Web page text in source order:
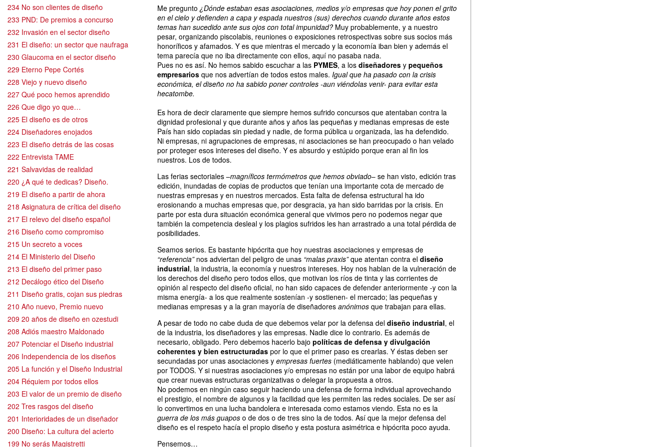
234 No son clientes de diseño
233 PND: De premios a concurso
232 Invasión en el sector diseño
231 El diseño: un sector que naufraga
230 Glaucoma en el sector diseño
229 Eterno Pepe Cortés
228 Viejo y nuevo diseño
227 Qué poco hemos aprendido
226 Que digo yo que…
225 El diseño es de otros
224 Diseñadores enojados
223 El diseño detrás de las cosas
222 Entrevista TAME
221 Salvavidas de realidad
220 ¿A qué te dedicas? Diseño.
219 El diseño a partir de ahora
218 Asignatura de crítica del diseño
217 El relevo del diseño español
216 Diseño como compromiso
215 Un secreto a voces
214 El Ministerio del Diseño
213 El diseño del primer paso
212 Decálogo ético del Diseño
211 Diseño gratis, cojan sus piedras
210 Año nuevo, Premio nuevo
209 20 años de diseño en ozestudi
208 Adiós maestro Maldonado
207 Potenciar el Diseño industrial
206 Independencia de los diseños
205 La función y el Diseño Industrial
204 Réquiem por todos ellos
203 El valor de un premio de diseño
202 Tres rasgos del diseño
201 Interioridades de un diseñador
200 Diseño: La cultura del acierto
199 No serás Magistretti
Me pregunto ¿Dónde estaban esas asociaciones, medios y/o empresas que hoy ponen el grito
en el cielo y defienden a capa y espada nuestros (sus) derechos cuando durante años estos
temas han sucedido ante sus ojos con total impunidad? Muy probablemente, y a nuestro
pesar, organizando piscolabis, reuniones o exposiciones retrospectivas sobre sus socios más
honoríficos y afamados. Y es que mientras el mercado y la economía iban bien y además el
tema parecía que no iba directamente con ellos, aquí no pasaba nada.
Pues no es así. No hemos sabido escuchar a las PYMES, a los diseñadores y pequeños
empresarios que nos advertían de todos estos males. Igual que ha pasado con la crisis
económica, el diseño no ha sabido poner controles -aun viéndolas venir- para evitar esta
hecatombe.
Es hora de decir claramente que siempre hemos sufrido concursos que atentaban contra la
dignidad profesional y que durante años y años las pequeñas y medianas empresas de este
País han sido copiadas sin piedad y nadie, de forma pública u organizada, las ha defendido.
Ni empresas, ni agrupaciones de empresas, ni asociaciones se han preocupado o han velado
por proteger esos intereses del diseño. Y es absurdo y estúpido porque eran al fin los
nuestros. Los de todos.
Las ferias sectoriales –magníficos termómetros que hemos obviado– se han visto, edición tras
edición, inundadas de copias de productos que tenían una importante cota de mercado de
nuestras empresas y en nuestros mercados. Esta falta de defensa estructural ha ido
erosionando a muchas empresas que, por desgracia, ya han sido barridas por la crisis. En
parte por esta dura situación económica general que vivimos pero no podemos negar que
también la competencia desleal y los plagios sufridos les han arrastrado a una total pérdida de
posibilidades.
Seamos serios. Es bastante hipócrita que hoy nuestras asociaciones y empresas de
“referencia”nos adviertan del peligro de unas “malas praxis”que atentan contra el diseño
industrial, la industria, la economía y nuestros intereses. Hoy nos hablan de la vulneración de
los derechos del diseño pero todos ellos, que motivan los ríos de tinta y las corrientes de
opinión al respecto del diseño oficial, no han sido capaces de defender anteriormente -y con la
misma energía- a los que realmente sostenían -y sostienen- el mercado; las pequeñas y
medianas empresas y a la gran mayoría de diseñadores anónimos que trabajan para ellas.
A pesar de todo no cabe duda de que debemos velar por la defensa del diseño industrial, el
de la industria, los diseñadores y las empresas. Nadie dice lo contrario. Es además de
necesario, obligado. Pero debemos hacerlo bajo políticas de defensa y divulgación
coherentes y bien estructuradas por lo que el primer paso es crearlas. Y éstas deben ser
secundadas por unas asociaciones y empresas fuertes (mediáticamente hablando) que velen
por TODOS. Y si nuestras asociaciones y/o empresas no están por una labor de equipo habrá
que crear nuevas estructuras organizativas o delegar la propuesta a otros.
No podemos en ningún caso seguir haciendo una defensa de forma individual aprovechando
el prestigio, el nombre de algunos y la facilidad que les permiten las redes sociales. De ser así
lo convertimos en una lucha bandolera e interesada como estamos viendo. Esta no es la
guerra de los más guapos o de dos o de tres sino la de todos. Así que la mejor defensa del
diseño es el respeto hacía el propio diseño y esta postura asimétrica e hipócrita poco ayuda.
Pensemos…